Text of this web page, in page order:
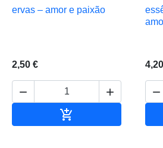
ervas – amor e paixão
2,50 €
 

